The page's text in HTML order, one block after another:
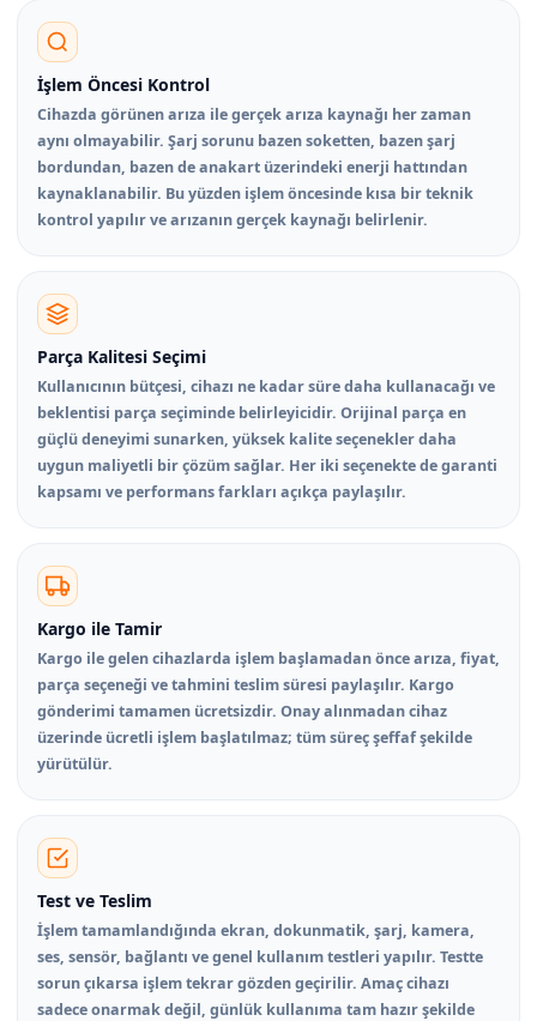
İşlem Öncesi Kontrol
Cihazda görünen arıza ile gerçek arıza kaynağı her zaman
aynı olmayabilir. Şarj sorunu bazen soketten, bazen şarj
bordundan, bazen de anakart üzerindeki enerji hattından
kaynaklanabilir. Bu yüzden işlem öncesinde kısa bir teknik
kontrol yapılır ve arızanın gerçek kaynağı belirlenir.
Parça Kalitesi Seçimi
Kullanıcının bütçesi, cihazı ne kadar süre daha kullanacağı ve
beklentisi parça seçiminde belirleyicidir. Orijinal parça en
güçlü deneyimi sunarken, yüksek kalite seçenekler daha
uygun maliyetli bir çözüm sağlar. Her iki seçenekte de garanti
kapsamı ve performans farkları açıkça paylaşılır.
Kargo ile Tamir
Kargo ile gelen cihazlarda işlem başlamadan önce arıza, fiyat,
parça seçeneği ve tahmini teslim süresi paylaşılır. Kargo
gönderimi tamamen ücretsizdir. Onay alınmadan cihaz
üzerinde ücretli işlem başlatılmaz; tüm süreç şeffaf şekilde
yürütülür.
Test ve Teslim
İşlem tamamlandığında ekran, dokunmatik, şarj, kamera,
ses, sensör, bağlantı ve genel kullanım testleri yapılır. Testte
sorun çıkarsa işlem tekrar gözden geçirilir. Amaç cihazı
sadece onarmak değil, günlük kullanıma tam hazır şekilde